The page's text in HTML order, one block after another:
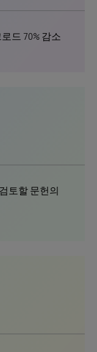
드 70% 감소
토할 문헌의